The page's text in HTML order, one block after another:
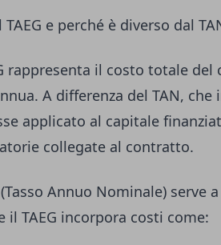
TAEG e perché è diverso dal
rappresenta il costo totale
A differenza del TAN,
applicato al capitale
collegate al contratto.
Annuo Nominale) serve
il TAEG incorpora costi come: